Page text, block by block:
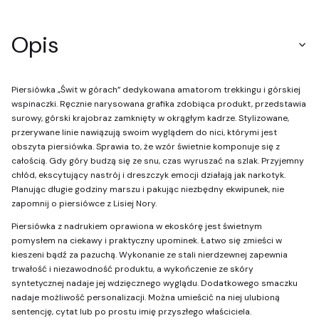
Opis
Piersiówka „Świt w górach” dedykowana amatorom trekkingu i górskiej
wspinaczki. Ręcznie narysowana grafika zdobiąca produkt, przedstawia
surowy, górski krajobraz zamknięty w okrągłym kadrze. Stylizowane,
przerywane linie nawiązują swoim wyglądem do nici, którymi jest
obszyta piersiówka. Sprawia to, że wzór świetnie komponuje się z
całością. Gdy góry budzą się ze snu, czas wyruszać na szlak. Przyjemny
chłód, ekscytujący nastrój i dreszczyk emocji działają jak narkotyk.
Planując długie godziny marszu i pakując niezbędny ekwipunek, nie
zapomnij o piersiówce z Lisiej Nory.
Piersiówka z nadrukiem oprawiona w ekoskórę jest świetnym
pomysłem na ciekawy i praktyczny upominek. Łatwo się zmieści w
kieszeni bądź za pazuchą. Wykonanie ze stali nierdzewnej zapewnia
trwałość i niezawodność produktu, a wykończenie ze skóry
syntetycznej nadaje jej wdzięcznego wyglądu. Dodatkowego smaczku
nadaje możliwość personalizacji. Można umieścić na niej ulubioną
sentencję, cytat lub po prostu imię przyszłego właściciela.